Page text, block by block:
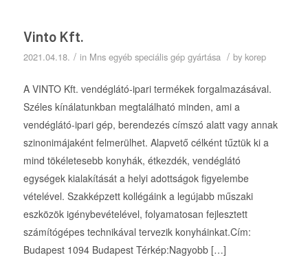
Vinto Kft.
2021.04.18. / in Mns egyéb speciális gép gyártása / by korep
A VINTO Kft. vendéglátó-ipari termékek forgalmazásával.
Széles kínálatunkban megtalálható minden, ami a
vendéglátó-ipari gép, berendezés címszó alatt vagy annak
szinonimájaként felmerülhet. Alapvető célként tűztük ki a
mind tökéletesebb konyhák, étkezdék, vendéglátó
egységek kialakítását a helyi adottságok figyelembe
vételével. Szakképzett kollégáink a legújabb műszaki
eszközök igénybevételével, folyamatosan fejlesztett
számítógépes technikával tervezik konyháinkat.Cím:
Budapest 1094 Budapest Térkép:Nagyobb […]